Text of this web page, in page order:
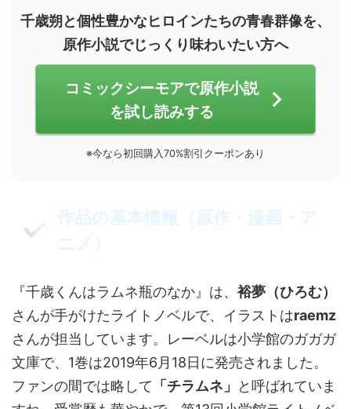
千歳朔と個性豊かなヒロインたちの青春群像を、
原作小説でじっくり味わいたい方へ
コミックシーモアで原作小説
を試し読みする
※今なら初回購入70%割引クーポンあり
作品の基本情報（原作・漫画・ア
ニメ）
『千歳くんはラムネ瓶のなか』は、 裕夢（ひろむ）
さんが手がけたライトノベルで、イラストはraemz
さんが担当しています。レーベルは小学館のガガガ
文庫で、1巻は2019年6月18日に発売されました。
ファンの間では略して 「チラムネ」
と呼ばれていま